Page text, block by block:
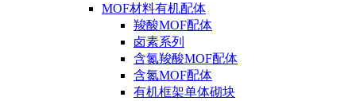
MOF材料有机配体
羧酸MOF配体
卤素系列
含氮羧酸MOF配体
含氮MOF配体
有机框架单体砌块